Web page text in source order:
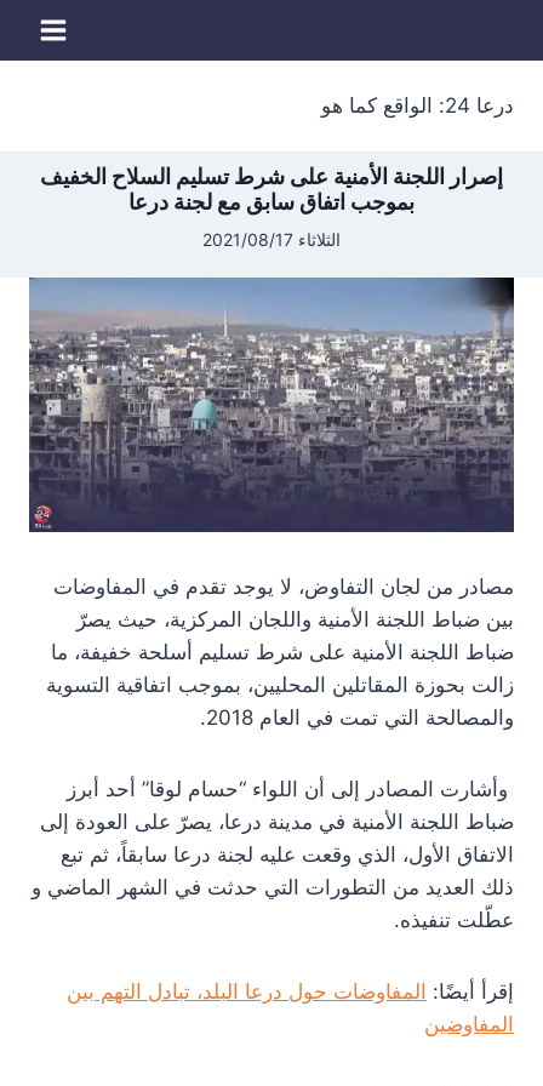
درعا 24: الواقع كما هو
إصرار اللجنة الأمنية على شرط تسليم السلاح الخفيف
بموجب اتفاق سابق مع لجنة درعا
الثلاثاء 2021/08/17
مصادر من لجان التفاوض، لا يوجد تقدم في المفاوضات
بين ضباط اللجنة الأمنية واللجان المركزية، حيث يصرّ
ضباط اللجنة الأمنية على شرط تسليم أسلحة خفيفة، ما
زالت بحوزة المقاتلين المحليين، بموجب اتفاقية التسوية
والمصالحة التي تمت في العام 2018.
وأشارت المصادر إلى أن اللواء “حسام لوقا” أحد أبرز
ضباط اللجنة الأمنية في مدينة درعا، يصرّ على العودة إلى
الاتفاق الأول، الذي وقعت عليه لجنة درعا سابقاً، ثم تبع
ذلك العديد من التطورات التي حدثت في الشهر الماضي و
عطّلت تنفيذه.
إقرأ أيضًا: المفاوضات حول درعا البلد، تبادل التهم بين
المفاوضين